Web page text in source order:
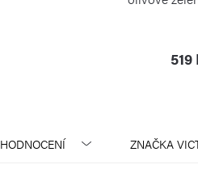
519
HODNOCENÍ ZNAČKA